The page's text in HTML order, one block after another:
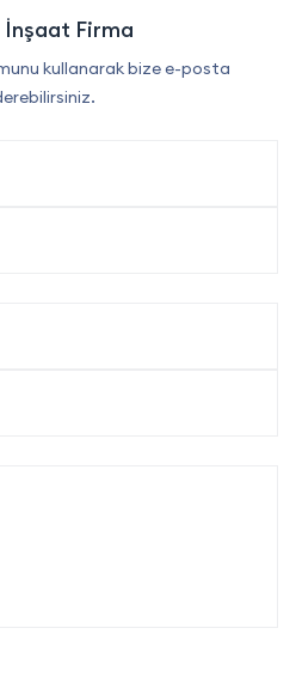
İnşaat Firma
kullanarak bize e-posta